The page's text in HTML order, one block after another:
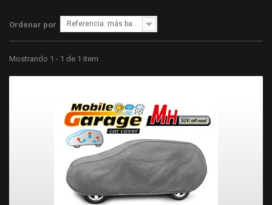
Ordenar por Referencia: más bajo primero
Mostrando 1 - 1 de 1 item